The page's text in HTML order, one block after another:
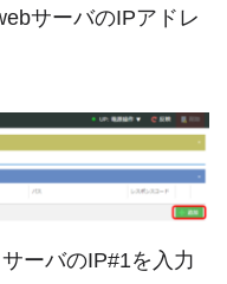
サーバのIPアドレ
ーバのIP#1を入力